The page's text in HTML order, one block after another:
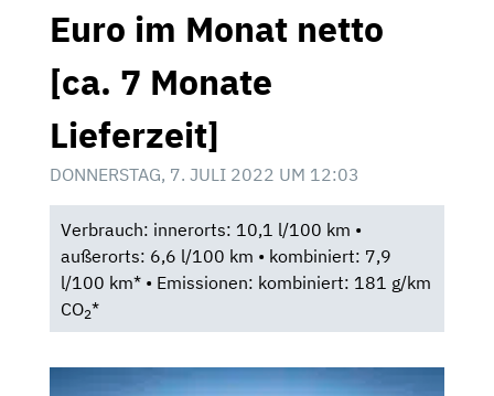
Euro im Monat netto
[ca. 7 Monate
Lieferzeit]
DONNERSTAG, 7. JULI 2022 UM 12:03
Verbrauch: innerorts: 10,1 l/100 km •
außerorts: 6,6 l/100 km • kombiniert: 7,9
l/100 km* • Emissionen: kombiniert: 181 g/km
CO2*